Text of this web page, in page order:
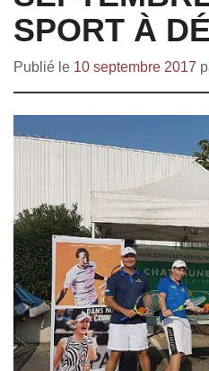
SPORT À
Publié le 10 septembre 2017